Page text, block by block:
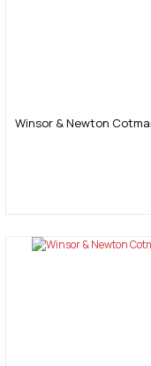
Winsor & Newton